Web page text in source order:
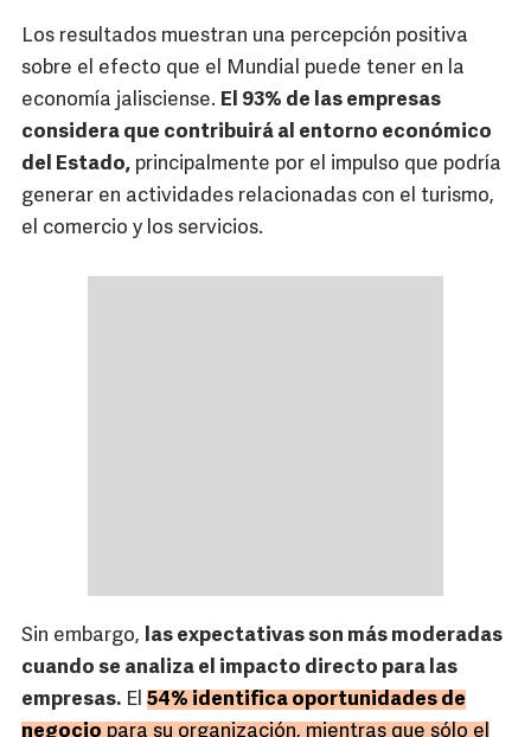
Los resultados muestran una percepción positiva
sobre el efecto que el Mundial puede tener en la
economía jalisciense. El 93% de las empresas
considera que contribuirá al entorno económico
del Estado, principalmente por el impulso que podría
generar en actividades relacionadas con el turismo,
el comercio y los servicios.
Sin embargo, las expectativas son más moderadas
cuando se analiza el impacto directo para las
empresas. El 54% identifica oportunidades de
negocio para su organización, mientras que sólo el